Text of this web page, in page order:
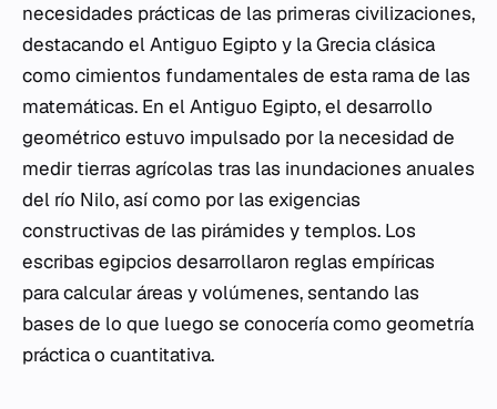
necesidades prácticas de las primeras civilizaciones,
destacando el Antiguo Egipto y la Grecia clásica
como cimientos fundamentales de esta rama de las
matemáticas. En el Antiguo Egipto, el desarrollo
geométrico estuvo impulsado por la necesidad de
medir tierras agrícolas tras las inundaciones anuales
del río Nilo, así como por las exigencias
constructivas de las pirámides y templos. Los
escribas egipcios desarrollaron reglas empíricas
para calcular áreas y volúmenes, sentando las
bases de lo que luego se conocería como geometría
práctica o cuantitativa.